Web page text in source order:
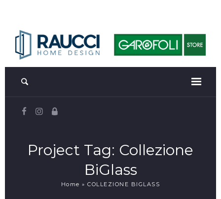
Project Tag: Collezione
BiGlass
Home »COLLEZIONE BIGLASS